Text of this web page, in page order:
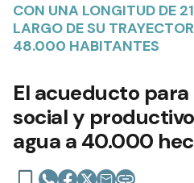
CON UNA LONGITUD DE
LARGO DE SU
48.000 HABITANTES
El acueducto
social y
agua a 40.000